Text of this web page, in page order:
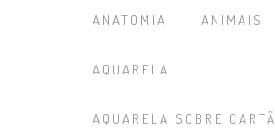
ANATOMIA ANIMAIS
AQUARELA
AQUARELA SOBRE